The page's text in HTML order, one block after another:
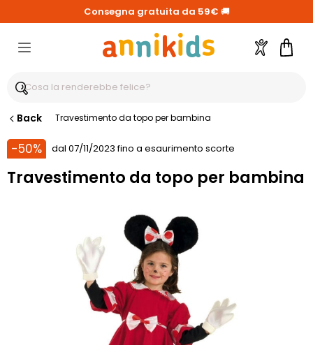
Consegna gratuita da 59€ 🚚
Account
Back Travestimento da topo per bambina
-50% dal 07/11/2023 fino a esaurimento scorte
Travestimento da topo per bambina